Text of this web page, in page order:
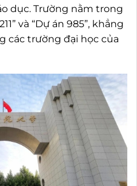
dục. Trường nằm trong
và “Dự án 985”, khẳng
các trường đại học của